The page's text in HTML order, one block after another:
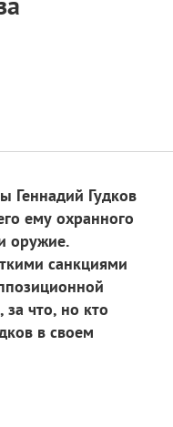
Геннадий Гудков
ему охранного
оружие.
санкциями
что, но кто
в своем